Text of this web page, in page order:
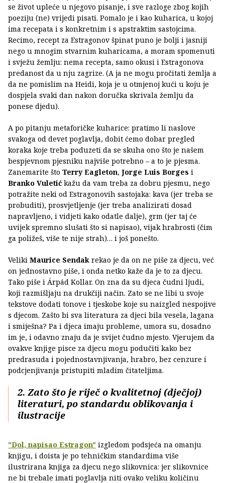
se život upleće u njegovo pisanje, i sve razloge zbog kojih
poeziju (ne) vrijedi pisati. Pomalo je i kao kuharica, u kojoj
ima recepata i s konkretnim i s apstraktim sastojcima.
Recimo, recept za Estragonov špinat puno je bolji i jasniji
nego u mnogim stvarnim kuharicama, a moram spomenuti
i svježu žemlju: nema recepta, samo okusi i Estragonova
predanost da u nju zagrize. (A ja ne mogu pročitati žemlja a
da ne pomislim na Heidi, koja je u otmjenoj kući u koju je
dospjela svaki dan nakon doručka skrivala žemlju da
ponese djedu).
A po pitanju metaforičke kuharice: pratimo li naslove
svakoga od devet poglavlja, dobit ćemo dobar pregled
koraka koje treba poduzeti da se skuha ono što je našem
bespjevnom pjesniku najviše potrebno – a to je pjesma.
Zanemarite što Terry Eagleton, Jorge Luis Borges i
Branko Vuletić kažu da vam treba za dobru pjesmu, nego
potražite neki od Estragonovih sastojaka: kava (jer treba se
probuditi), prosvjetljenje (jer treba analizirati dosad
napravljeno, i vidjeti kako odatle dalje), grm (jer taj će
uvijek spremno slušati što si napisao), vijak hrabrosti (čim
ga poližeš, više te nije strah)… i još ponešto.
Veliki Maurice Sendak rekao je da on ne piše za djecu, već
on jednostavno piše, i onda netko kaže da je to za djecu.
Tako piše i Árpád Kollar. On zna da su djeca čudni ljudi,
koji razmišljaju na drukčiji način. Zato se ne libi u svoje
tekstove dodati tonove i tjeskobe koje su naizgled nespojive
s djecom. Zašto bi sva literatura za djeci bila vesela, lagana
i smiješna? Pa i djeca imaju probleme, umora su, dosadno
im je, i odavno znaju da je svijet čudno mjesto. Vjerujem da
ovakve knjige pisce za djecu mogu podučiti kako bez
predrasuda i pojednostavnjivanja, hrabro, bez cenzure i
podcjenjivanja pristupiti mladim čitateljima.
2. Zato što je riječ o kvalitetnoj (dječjoj)
literaturi, po standardu oblikovanja i
ilustracije
"Dol, napisao Estragon" izgledom podsjeća na omanju
knjigu, i doista je po tehničkim standardima više
ilustrirana knjiga za djecu nego slikovnica: jer slikovnice
ne bi trebale imati poglavlja niti ovako veliku količinu